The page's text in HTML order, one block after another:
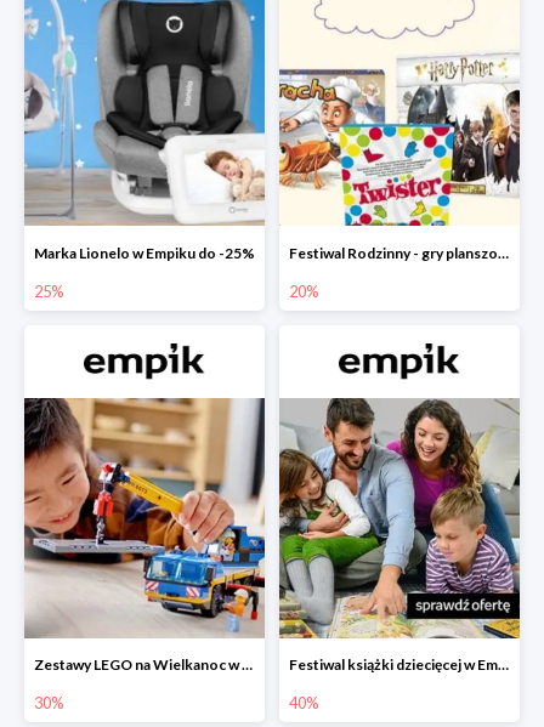
Marka Lionelo w Empiku do -25%
25%
Festiwal Rodzinny - gry planszowe w Empiku do -20%
20%
Zestawy LEGO na Wielkanoc w Empiku do -30%
30%
Festiwal książki dziecięcej w Empiku do -40%
40%